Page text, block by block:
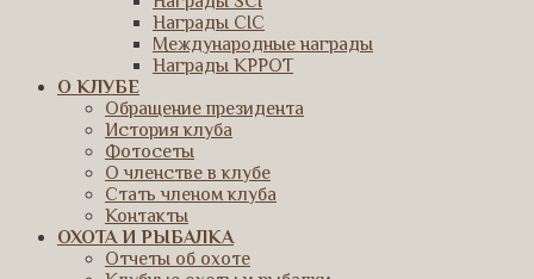
Награды CIC
Международные награды
Награды КРРОТ
О КЛУБЕ
Обращение президента
История клуба
Фотосеты
О членстве в клубе
Стать членом клуба
Контакты
ОХОТА И РЫБАЛКА
Отчеты об охоте